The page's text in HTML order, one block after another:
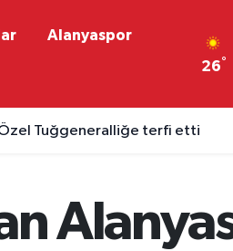
Alanyaspor
26°
Özel Tuğgeneralliğe terfi etti